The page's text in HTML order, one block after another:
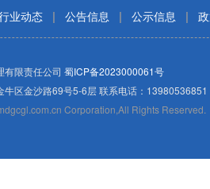
业动态 | 公告信息 | 公示信息 |
有限责任公司 蜀ICP备2023000061号
牛区金沙路69号5-6层 联系电话：13980536851
Corporation,All Rights Reserved.